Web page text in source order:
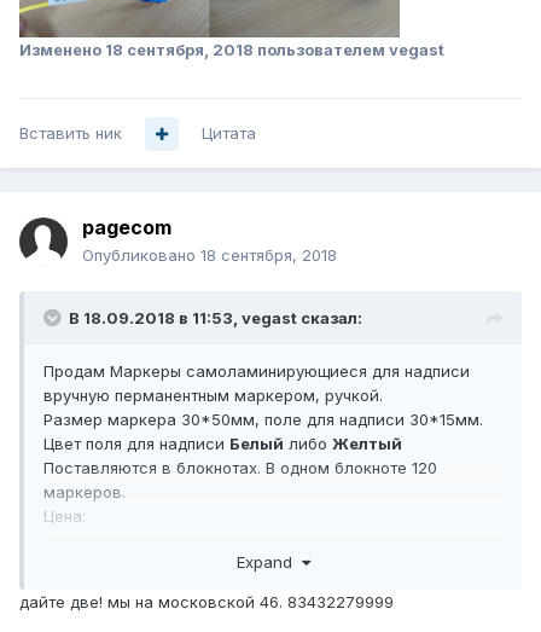
Изменено 18 сентября, 2018 пользователем vegast
Вставить ник Цитата
pagecom
Опубликовано 18 сентября, 2018
В 18.09.2018 в 11:53, vegast сказал:
Продам Маркеры самоламинирующиеся для надписи
вручную перманентным маркером, ручкой.
Размер маркера 30*50мм, поле для надписи 30*15мм.
Цвет поля для надписи Белый либо Желтый
Поставляются в блокнотах. В одном блокноте 120
маркеров.
Цена:
. (цвет поля для надписи Белый) - 60 блокнотов.
маркер . (цвет поля для надписи Желтый) - 60 блокнотов.
Expand
дайте две! мы на московской 46. 83432279999